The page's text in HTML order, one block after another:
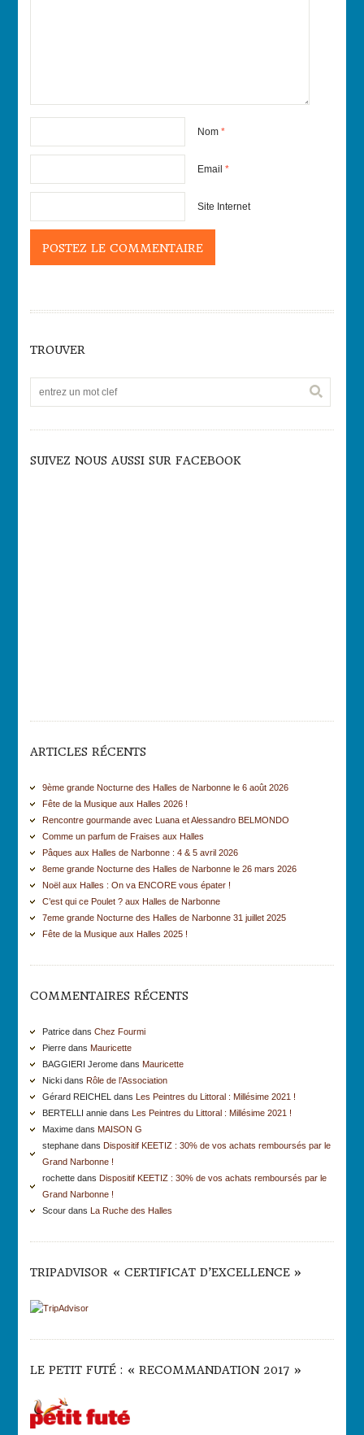
Nom *
Email *
Site Internet
TROUVER
SUIVEZ NOUS AUSSI SUR FACEBOOK
ARTICLES RÉCENTS
9ème grande Nocturne des Halles de Narbonne le 6 août 2026
Fête de la Musique aux Halles 2026 !
Rencontre gourmande avec Luana et Alessandro BELMONDO
Comme un parfum de Fraises aux Halles
Pâques aux Halles de Narbonne : 4 & 5 avril 2026
8eme grande Nocturne des Halles de Narbonne le 26 mars 2026
Noël aux Halles : On va ENCORE vous épater !
C’est qui ce Poulet ? aux Halles de Narbonne
7eme grande Nocturne des Halles de Narbonne 31 juillet 2025
Fête de la Musique aux Halles 2025 !
COMMENTAIRES RÉCENTS
Patrice dansChez Fourmi
Pierre dans Mauricette
BAGGIERI Jerome dans Mauricette
Nicki dans Rôle de l’Association
Gérard REICHEL dans Les Peintres du Littoral : Millésime 2021 !
BERTELLI annie dans Les Peintres du Littoral : Millésime 2021 !
Maxime dans MAISON G
stephane dans Dispositif KEETIZ : 30% de vos achats remboursés par le
Grand Narbonne !
rochette dans Dispositif KEETIZ : 30% de vos achats remboursés par le
Grand Narbonne !
Scour dans La Ruche des Halles
TRIPADVISOR « CERTIFICAT D’EXCELLENCE »
LE PETIT FUTÉ : « RECOMMANDATION 2017 »